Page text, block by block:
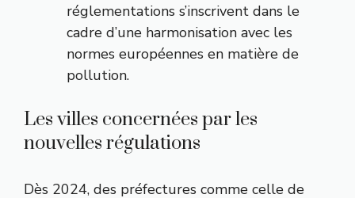
réglementations s’inscrivent dans le
cadre d’une harmonisation avec les
normes européennes en matière de
pollution.
Les villes concernées par les
nouvelles régulations
Dès 2024, des préfectures comme celle de